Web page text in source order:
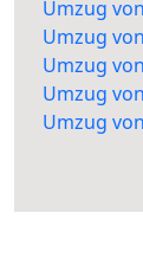
Umzug
Umzug
Umzug
Umzug
Umzug